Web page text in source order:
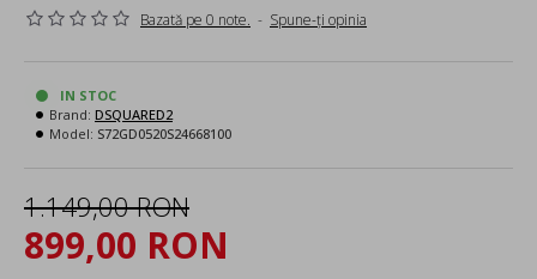
Bazată pe 0 note. - Spune-ţi opinia
899,00 RON
1.149,00 RON
IN STOC
Brand: DSQUARED2
Model: S72GD0520S24668100